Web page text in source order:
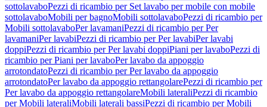
sottolavaboPezzi di ricambio per Set lavabo per mobile con mobile
sottolavaboMobili per bagnoMobili sottolavaboPezzi di ricambio per
Mobili sottolavaboPer lavamaniPezzi di ricambio per Per
lavamaniPer lavabiPezzi di ricambio per Per lavabiPer lavabi
doppiPezzi di ricambio per Per lavabi doppiPiani per lavaboPezzi di
ricambio per Piani per lavaboPer lavabo da appoggio
arrotondatoPezzi di ricambio per Per lavabo da appoggio
arrotondatoPer lavabo da appoggio rettangolarePezzi di ricambio per
Per lavabo da appoggio rettangolareMobili lateraliPezzi di ricambio
per Mobili lateraliMobili laterali bassiPezzi di ricambio per Mobili